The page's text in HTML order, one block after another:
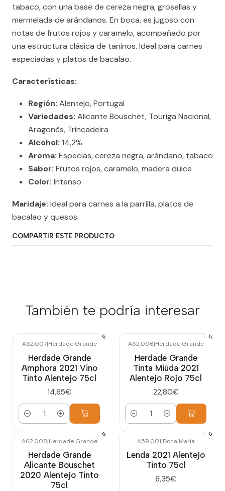
tabaco, con una base de cereza negra, grosellas y
mermelada de arándanos. En boca, es jugoso con
notas de frutos rojos y caramelo, acompañado por
una estructura clásica de taninos. Ideal para carnes
especiadas y platos de bacalao.
Características:
Región: Alentejo, Portugal
Variedades: Alicante Bouschet, Touriga Nacional,
Aragonês, Trincadeira
Alcohol: 14,2%
Aroma: Especias, cereza negra, arándano, tabaco
Sabor: Frutos rojos, caramelo, madera dulce
Color: Intenso
Maridaje: Ideal para carnes a la parrilla, platos de
bacalao y quesos.
COMPARTIR ESTE PRODUCTO
También te podría interesar
A62.007|Herdade Grande
Herdade Grande
Amphora 2021 Vino
Tinto Alentejo 75cl
14,65€
Cantidad
A62.006|Herdade Grande
Herdade Grande
Tinta Miúda 2021
Alentejo Rojo 75cl
22,80€
Cantidad
A62.008|Herdade Grande
Herdade Grande
Alicante Bouschet
2020 Alentejo Tinto
75cl
A59.001|Dona Maria
Lenda 2021 Alentejo
Tinto 75cl
6,35€